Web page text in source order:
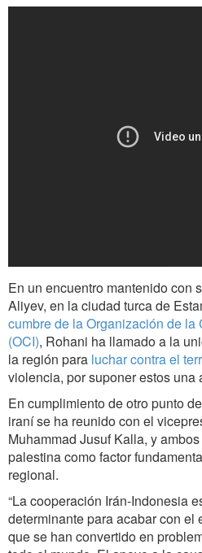
En un encuentro mantenido con
Aliyev, en la ciudad turca de
cumbre de la Organización de la
(OCI), Rohani ha llamado a la
la región para luchar contra el
violencia, por suponer estos una
En cumplimiento de otro punto
iraní se ha reunido con el
Muhammad Jusuf Kalla, y
palestina como factor
regional.
“La cooperación Irán-Indonesia
determinante para acabar con el
que se han convertido en